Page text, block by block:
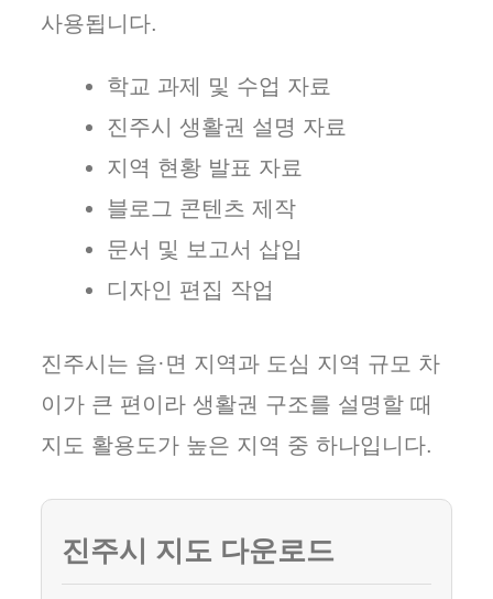
사용됩니다.
학교 과제 및 수업 자료
진주시 생활권 설명 자료
지역 현황 발표 자료
블로그 콘텐츠 제작
문서 및 보고서 삽입
디자인 편집 작업
진주시는 읍·면 지역과 도심 지역 규모 차
이가 큰 편이라 생활권 구조를 설명할 때
지도 활용도가 높은 지역 중 하나입니다.
진주시 지도 다운로드